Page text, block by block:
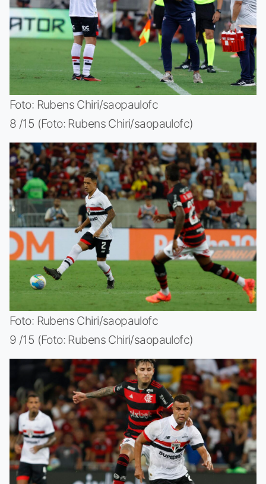
Foto: Rubens Chiri/saopaulofc
8 /15 (Foto: Rubens Chiri/saopaulofc)
Foto: Rubens Chiri/saopaulofc
9 /15 (Foto: Rubens Chiri/saopaulofc)